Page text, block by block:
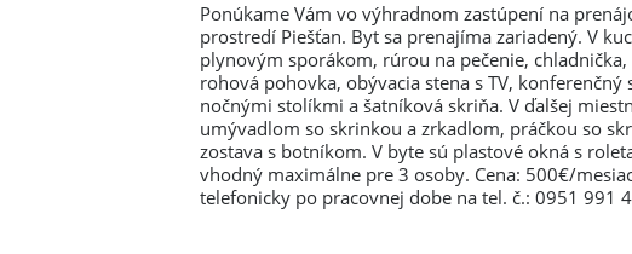
Ponúkame Vám vo výhradnom zastúpení na
prostredí Piešťan. Byt sa prenajíma zariadený. V
plynovým sporákom, rúrou na pečenie,
rohová pohovka, obývacia stena s TV,
nočnými stolíkmi a šatníková skriňa. V ďalšej
umývadlom so skrinkou a zrkadlom, práčkou so
zostava s botníkom. V byte sú plastové okná s
vhodný maximálne pre 3 osoby. Cena: 500€/
telefonicky po pracovnej dobe na tel. č.: 0951 991